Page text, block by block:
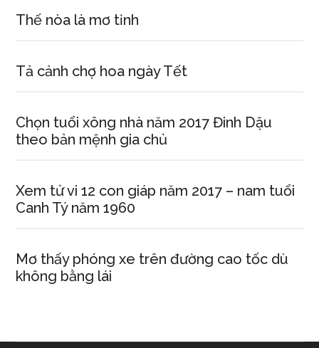
Thế nòa là mơ tỉnh
Tả cảnh chợ hoa ngày Tết
Chọn tuổi xông nhà năm 2017 Đinh Dậu
theo bản mệnh gia chủ
Xem tử vi 12 con giáp năm 2017 – nam tuổi
Canh Tý năm 1960
Mơ thấy phóng xe trên đường cao tốc dù
không bằng lái